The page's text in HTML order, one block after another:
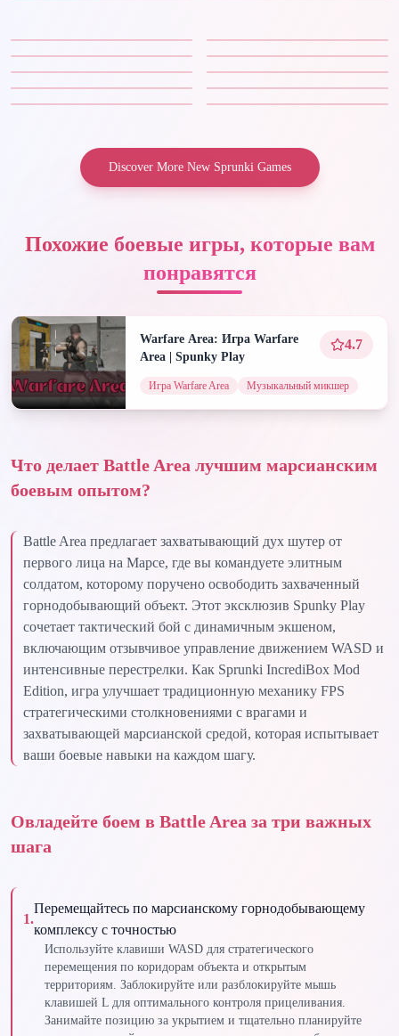
Discover More New Sprunki Games
Похожие боевые игры, которые вам
понравятся
Warfare Area: Игра Warfare
Area | Spunky Play
4.7
Игра Warfare Area Музыкальный микшер
Что делает Battle Area лучшим марсианским
боевым опытом?
Battle Area предлагает захватывающий дух шутер от
первого лица на Марсе, где вы командуете элитным
солдатом, которому поручено освободить захваченный
горнодобывающий объект. Этот эксклюзив Spunky Play
сочетает тактический бой с динамичным экшеном,
включающим отзывчивое управление движением WASD и
интенсивные перестрелки. Как Sprunki IncrediBox Mod
Edition, игра улучшает традиционную механику FPS
стратегическими столкновениями с врагами и
захватывающей марсианской средой, которая испытывает
ваши боевые навыки на каждом шагу.
Овладейте боем в Battle Area за три важных
шага
1.
Перемещайтесь по марсианскому горнодобывающему
комплексу с точностью
Используйте клавиши WASD для стратегического
перемещения по коридорам объекта и открытым
территориям. Заблокируйте или разблокируйте мышь
клавишей L для оптимального контроля прицеливания.
Занимайте позицию за укрытием и тщательно планируйте